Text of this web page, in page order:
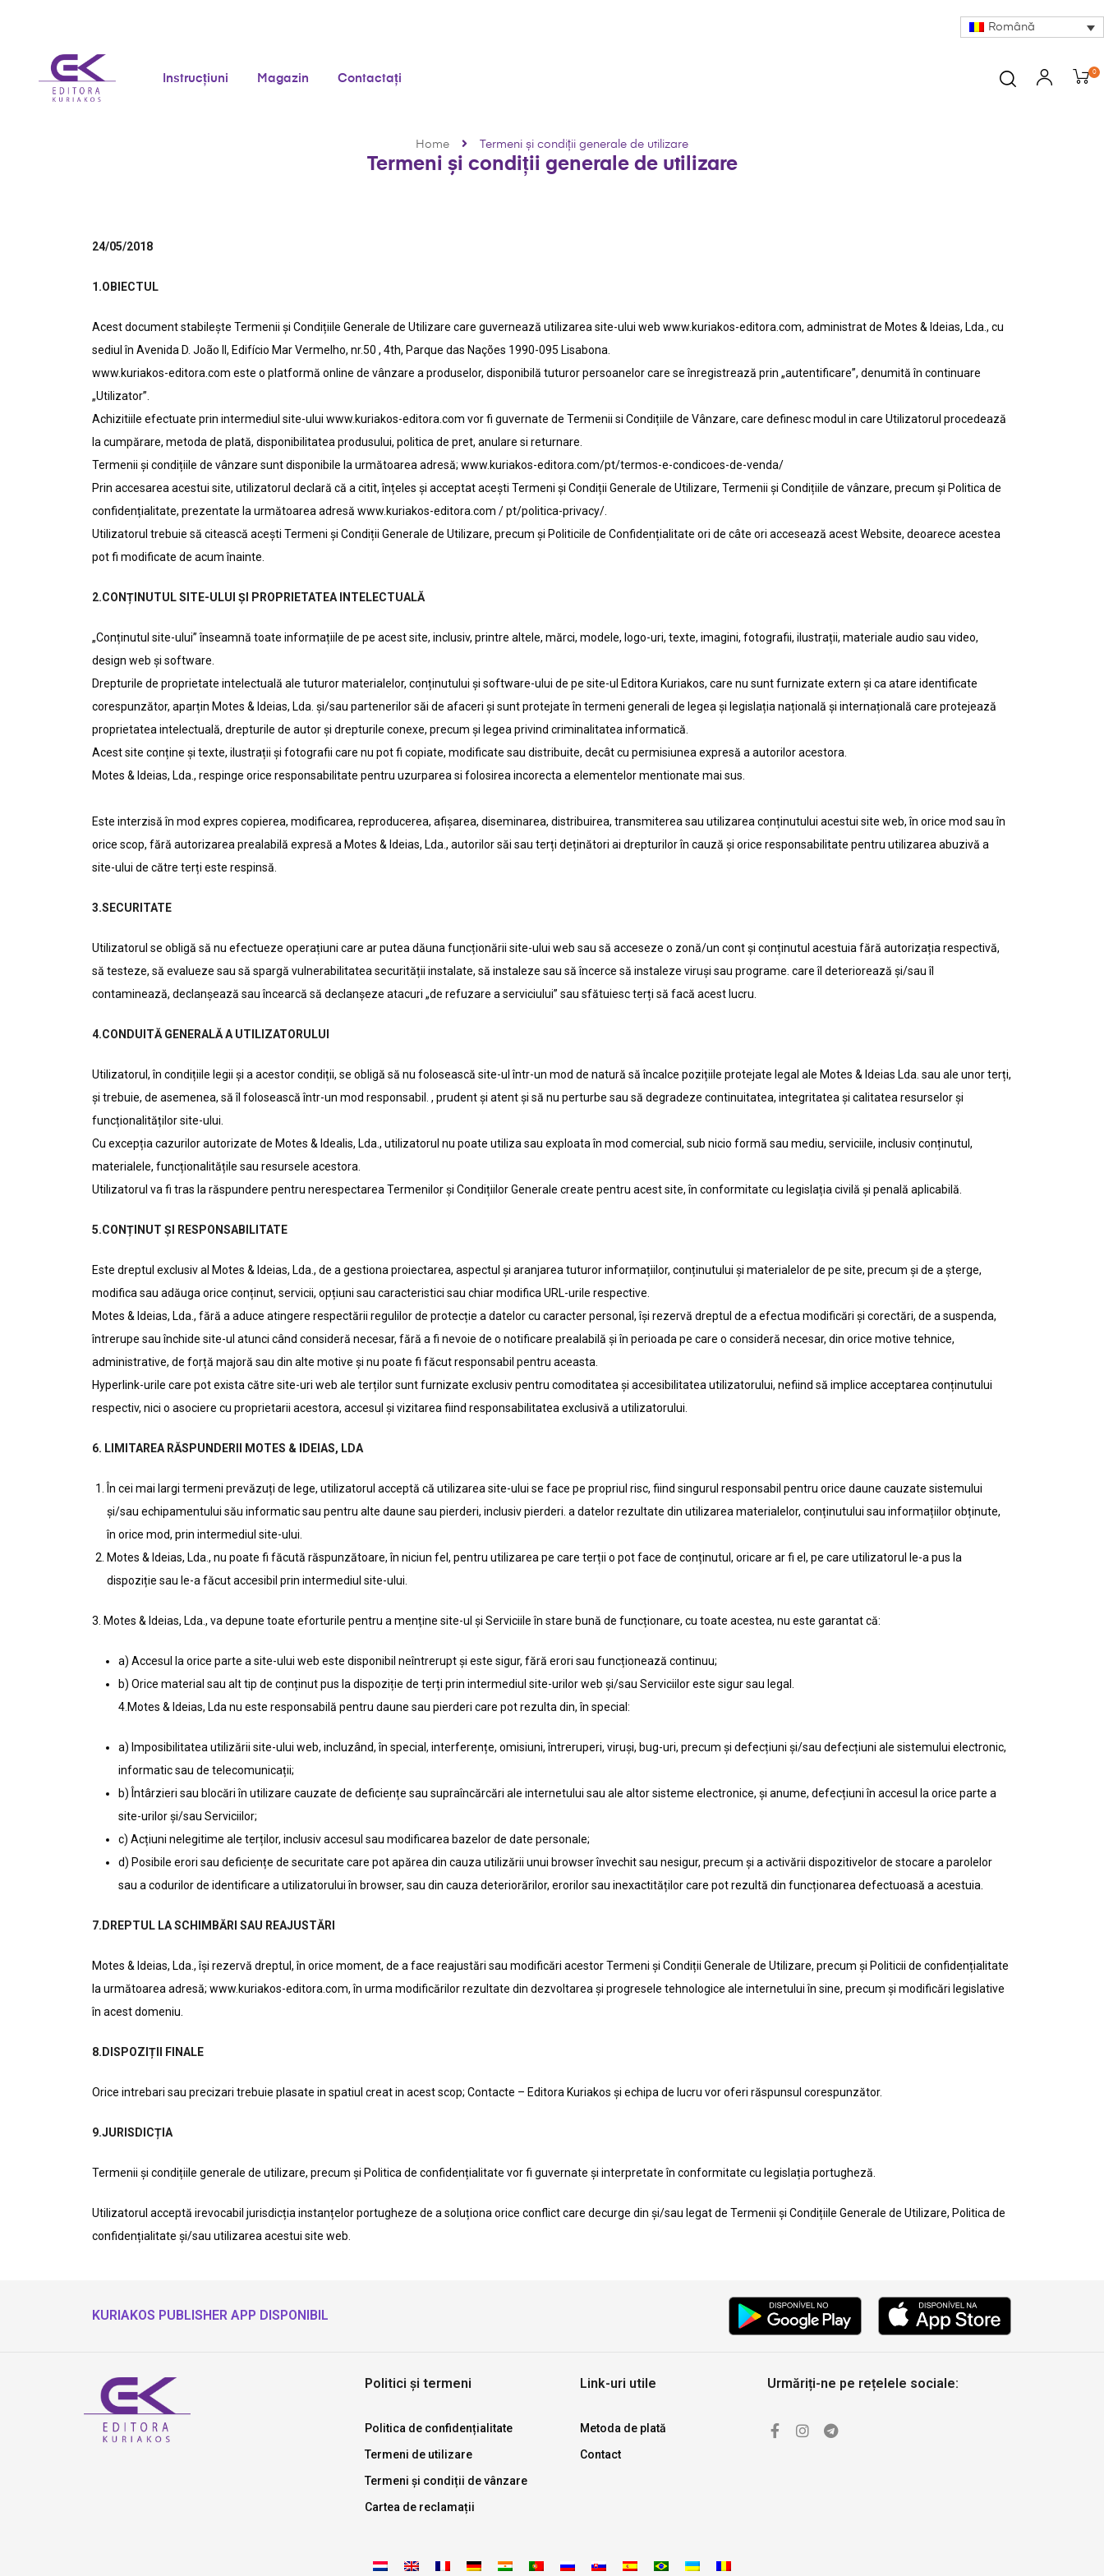
Română
Instrucțiuni Magazin Contactați 0
Home Termeni și condiții generale de utilizare
Termeni și condiții generale de utilizare
24/05/2018
1.OBIECTUL
Acest document stabilește Termenii și Condițiile Generale de Utilizare care guvernează utilizarea site-ului web www.kuriakos-editora.com, administrat de Motes & Ideias, Lda., cu
sediul în Avenida D. João II, Edifício Mar Vermelho, nr.50 , 4th, Parque das Nações 1990-095 Lisabona.
www.kuriakos-editora.com este o platformă online de vânzare a produselor, disponibilă tuturor persoanelor care se înregistrează prin „autentificare”, denumită în continuare
„Utilizator”.
Achizitiile efectuate prin intermediul site-ului www.kuriakos-editora.com vor fi guvernate de Termenii si Condițiile de Vânzare, care definesc modul in care Utilizatorul procedează
la cumpărare, metoda de plată, disponibilitatea produsului, politica de pret, anulare si returnare.
Termenii și condițiile de vânzare sunt disponibile la următoarea adresă; www.kuriakos-editora.com/pt/termos-e-condicoes-de-venda/
Prin accesarea acestui site, utilizatorul declară că a citit, înțeles și acceptat acești Termeni și Condiții Generale de Utilizare, Termenii și Condițiile de vânzare, precum și Politica de
confidențialitate, prezentate la următoarea adresă www.kuriakos-editora.com / pt/politica-privacy/.
Utilizatorul trebuie să citească acești Termeni și Condiții Generale de Utilizare, precum și Politicile de Confidențialitate ori de câte ori accesează acest Website, deoarece acestea
pot fi modificate de acum înainte.
2.CONȚINUTUL SITE-ULUI ȘI PROPRIETATEA INTELECTUALĂ
„Conținutul site-ului” înseamnă toate informațiile de pe acest site, inclusiv, printre altele, mărci, modele, logo-uri, texte, imagini, fotografii, ilustrații, materiale audio sau video,
design web și software.
Drepturile de proprietate intelectuală ale tuturor materialelor, conținutului și software-ului de pe site-ul Editora Kuriakos, care nu sunt furnizate extern și ca atare identificate
corespunzător, aparțin Motes & Ideias, Lda. și/sau partenerilor săi de afaceri și sunt protejate în termeni generali de legea și legislația națională și internațională care protejează
proprietatea intelectuală, drepturile de autor și drepturile conexe, precum și legea privind criminalitatea informatică.
Acest site conține și texte, ilustrații și fotografii care nu pot fi copiate, modificate sau distribuite, decât cu permisiunea expresă a autorilor acestora.
Motes & Ideias, Lda., respinge orice responsabilitate pentru uzurparea si folosirea incorecta a elementelor mentionate mai sus.
Este interzisă în mod expres copierea, modificarea, reproducerea, afișarea, diseminarea, distribuirea, transmiterea sau utilizarea conținutului acestui site web, în ​​orice mod sau în
orice scop, fără autorizarea prealabilă expresă a Motes & Ideias, Lda., autorilor săi sau terți deținători ai drepturilor în cauză și orice responsabilitate pentru utilizarea abuzivă a
site-ului de către terți este respinsă.
3.SECURITATE
Utilizatorul se obligă să nu efectueze operațiuni care ar putea dăuna funcționării site-ului web sau să acceseze o zonă/un cont și conținutul acestuia fără autorizația respectivă,
să testeze, să evalueze sau să spargă vulnerabilitatea securității instalate, să instaleze sau să încerce să instaleze viruși sau programe. care îl deteriorează și/sau îl
contaminează, declanșează sau încearcă să declanșeze atacuri „de refuzare a serviciului” sau sfătuiesc terți să facă acest lucru.
4.CONDUITĂ GENERALĂ A UTILIZATORULUI
Utilizatorul, în condițiile legii și a acestor condiții, se obligă să nu folosească site-ul într-un mod de natură să încalce pozițiile protejate legal ale Motes & Ideias Lda. sau ale unor terți,
și trebuie, de asemenea, să îl folosească într-un mod responsabil. , prudent și atent și să nu perturbe sau să degradeze continuitatea, integritatea și calitatea resurselor și
funcționalităților site-ului.
Cu excepția cazurilor autorizate de Motes & Idealis, Lda., utilizatorul nu poate utiliza sau exploata în mod comercial, sub nicio formă sau mediu, serviciile, inclusiv conținutul,
materialele, funcționalitățile sau resursele acestora.
Utilizatorul va fi tras la răspundere pentru nerespectarea Termenilor și Condițiilor Generale create pentru acest site, în conformitate cu legislația civilă și penală aplicabilă.
5.CONȚINUT ȘI RESPONSABILITATE
Este dreptul exclusiv al Motes & Ideias, Lda., de a gestiona proiectarea, aspectul și aranjarea tuturor informațiilor, conținutului și materialelor de pe site, precum și de a șterge,
modifica sau adăuga orice conținut, servicii, opțiuni sau caracteristici sau chiar modifica URL-urile respective.
Motes & Ideias, Lda., fără a aduce atingere respectării regulilor de protecție a datelor cu caracter personal, își rezervă dreptul de a efectua modificări și corectări, de a suspenda,
întrerupe sau închide site-ul atunci când consideră necesar, fără a fi nevoie de o notificare prealabilă și în perioada pe care o consideră necesar, din orice motive tehnice,
administrative, de forță majoră sau din alte motive și nu poate fi făcut responsabil pentru aceasta.
Hyperlink-urile care pot exista către site-uri web ale terților sunt furnizate exclusiv pentru comoditatea și accesibilitatea utilizatorului, nefiind să implice acceptarea conținutului
respectiv, nici o asociere cu proprietarii acestora, accesul și vizitarea fiind responsabilitatea exclusivă a utilizatorului.
6. LIMITAREA RĂSPUNDERII MOTES & IDEIAS, LDA
În cei mai largi termeni prevăzuți de lege, utilizatorul acceptă că utilizarea site-ului se face pe propriul risc, fiind singurul responsabil pentru orice daune cauzate sistemului
și/sau echipamentului său informatic sau pentru alte daune sau pierderi, inclusiv pierderi. a datelor rezultate din utilizarea materialelor, conținutului sau informațiilor obținute,
în orice mod, prin intermediul site-ului.
Motes & Ideias, Lda., nu poate fi făcută răspunzătoare, în niciun fel, pentru utilizarea pe care terții o pot face de conținutul, oricare ar fi el, pe care utilizatorul le-a pus la
dispoziție sau le-a făcut accesibil prin intermediul site-ului.
3. Motes & Ideias, Lda., va depune toate eforturile pentru a menține site-ul și Serviciile în stare bună de funcționare, cu toate acestea, nu este garantat că:
a) Accesul la orice parte a site-ului web este disponibil neîntrerupt și este sigur, fără erori sau funcționează continuu;
b) Orice material sau alt tip de conținut pus la dispoziție de terți prin intermediul site-urilor web și/sau Serviciilor este sigur sau legal.
4.Motes & Ideias, Lda nu este responsabilă pentru daune sau pierderi care pot rezulta din, în special:
a) Imposibilitatea utilizării site-ului web, incluzând, în special, interferențe, omisiuni, întreruperi, viruși, bug-uri, precum și defecțiuni și/sau defecțiuni ale sistemului electronic,
informatic sau de telecomunicații;
b) Întârzieri sau blocări în utilizare cauzate de deficiențe sau supraîncărcări ale internetului sau ale altor sisteme electronice, și anume, defecțiuni în accesul la orice parte a
site-urilor și/sau Serviciilor;
c) Acțiuni nelegitime ale terților, inclusiv accesul sau modificarea bazelor de date personale;
d) Posibile erori sau deficiențe de securitate care pot apărea din cauza utilizării unui browser învechit sau nesigur, precum și a activării dispozitivelor de stocare a parolelor
sau a codurilor de identificare a utilizatorului în browser, sau din cauza deteriorărilor, erorilor sau inexactităților care pot rezultă din funcționarea defectuoasă a acestuia.
7.DREPTUL LA SCHIMBĂRI SAU REAJUSTĂRI
Motes & Ideias, Lda., își rezervă dreptul, în orice moment, de a face reajustări sau modificări acestor Termeni și Condiții Generale de Utilizare, precum și Politicii de confidențialitate
la următoarea adresă; www.kuriakos-editora.com, în urma modificărilor rezultate din dezvoltarea și progresele tehnologice ale internetului în sine, precum și modificări legislative
în acest domeniu.
8.DISPOZIȚII FINALE
Orice intrebari sau precizari trebuie plasate in spatiul creat in acest scop; Contacte – Editora Kuriakos și echipa de lucru vor oferi răspunsul corespunzător.
9.JURISDICȚIA
Termenii și condițiile generale de utilizare, precum și Politica de confidențialitate vor fi guvernate și interpretate în conformitate cu legislația portugheză.
Utilizatorul acceptă irevocabil jurisdicția instanțelor portugheze de a soluționa orice conflict care decurge din și/sau legat de Termenii și Condițiile Generale de Utilizare, Politica de
confidențialitate și/sau utilizarea acestui site web.
KURIAKOS PUBLISHER APP DISPONIBIL
Politici și termeni
Politica de confidențialitate
Termeni de utilizare
Termeni și condiții de vânzare
Cartea de reclamații
Link-uri utile
Metoda de plată
Contact
Urmăriți-ne pe rețelele sociale: